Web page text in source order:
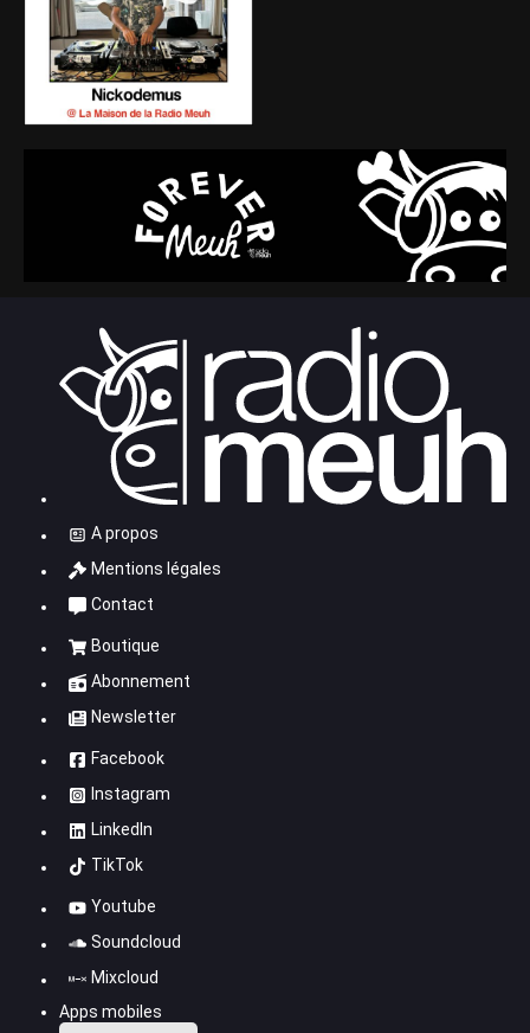
A propos
Mentions légales
Contact
Boutique
Abonnement
Newsletter
Facebook
Instagram
LinkedIn
TikTok
Youtube
Soundcloud
Mixcloud
Apps mobiles